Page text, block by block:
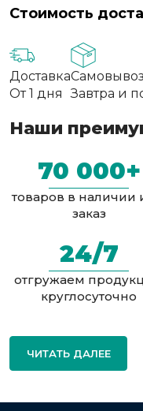
Стоимость
Доставка
От 1 дня
Самовывоз
Завтра и
Наши
70 000+
товаров в наличии
заказ
24/7
отгружаем
круглосуточно
ЧИТАТЬ ДАЛЕЕ